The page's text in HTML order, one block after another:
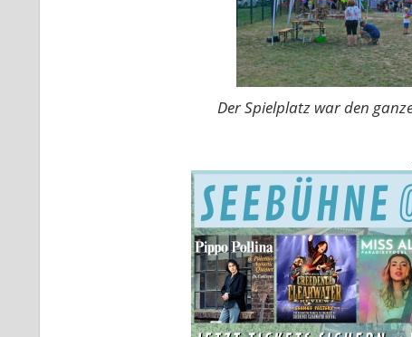
Der Spielplatz war den